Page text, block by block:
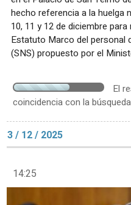
hecho referencia a la huelga
10, 11 y 12 de diciembre
Estatuto Marco del personal
(SNS) propuesto por el
El
coincidencia con la
3 / 12 / 2025
14:25